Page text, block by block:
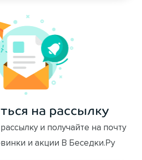
на рассылку
и получайте на почту
и акции В Беседки.Ру